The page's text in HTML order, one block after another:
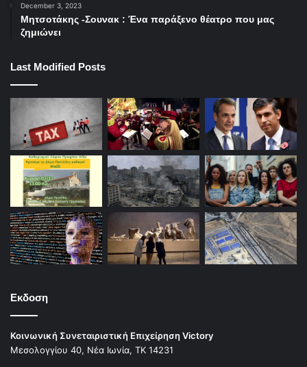
December 3, 2023
Μητσοτάκης -Σουνακ : Ένα παράξενο θέατρο που μας
ζημιώνει
Last Modified Posts
Εκδοση
Κοινωνική Συνεταιριστική Επιχείρηση Victory
Μεσολογγίου 40, Νέα Ιωνία, ΤΚ 14231